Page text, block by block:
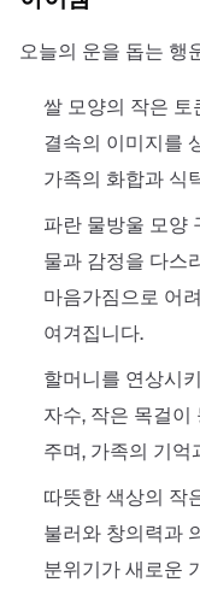
오늘의 운을 돕는 행
쌀 모양의 작은
결속의 이미지를
가족의 화합과 식
파란 물방울 모양
물과 감정을 다스
마음가짐으로 어
여겨집니다.
할머니를 연상시
자수, 작은 목걸이
주며, 가족의 기
따뜻한 색상의 작
불러와 창의력과
분위기가 새로운